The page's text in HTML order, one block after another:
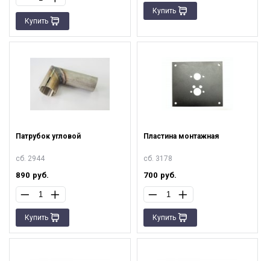
Купить
Купить
Патрубок угловой
сб. 2944
890 руб.
Купить
Пластина монтажная
сб. 3178
700 руб.
Купить